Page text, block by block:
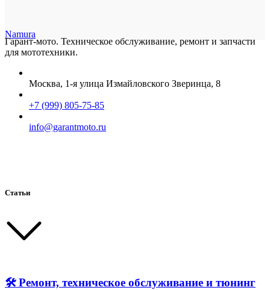
Namura
Гарант-мото. Техническое обслуживание, ремонт и запчасти
для мототехники.
Москва, 1-я улица Измайловского Зверинца, 8
+7 (999) 805-75-85
info@garantmoto.ru
Статьи
🛠 Ремонт, техническое обслуживание и тюнинг